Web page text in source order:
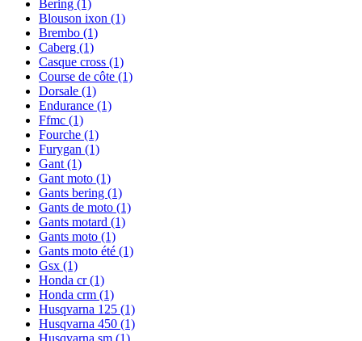
Bering (1)
Blouson ixon (1)
Brembo (1)
Caberg (1)
Casque cross (1)
Course de côte (1)
Dorsale (1)
Endurance (1)
Ffmc (1)
Fourche (1)
Furygan (1)
Gant (1)
Gant moto (1)
Gants bering (1)
Gants de moto (1)
Gants motard (1)
Gants moto (1)
Gants moto été (1)
Gsx (1)
Honda cr(1)
Honda crm (1)
Husqvarna 125 (1)
Husqvarna 450 (1)
Husqvarna sm (1)